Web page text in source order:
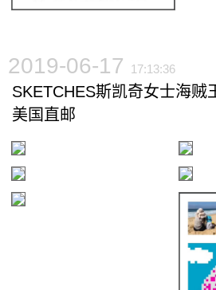
2019-06-17 17:13:36
SKETCHES斯凯奇女士海贼
美国直邮